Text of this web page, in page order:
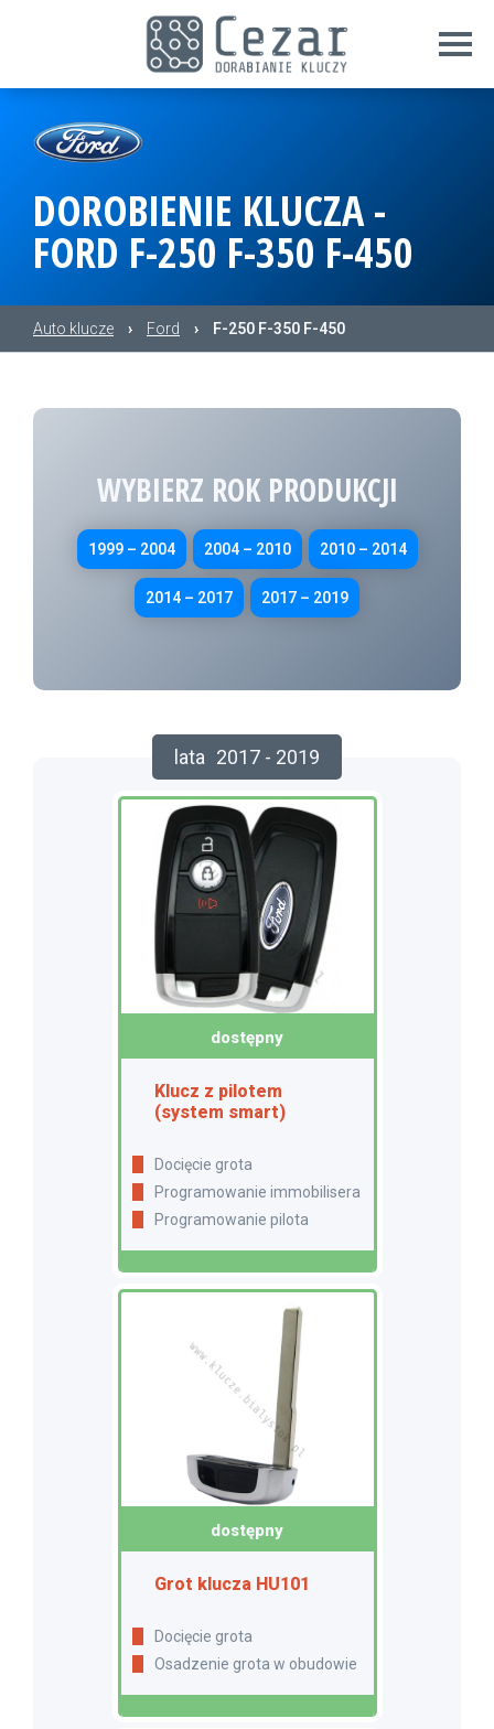
DOROBIENIE KLUCZA -
FORD F-250 F-350 F-450
Auto klucze › Ford › F-250 F-350 F-450
WYBIERZ ROK PRODUKCJI
1999 – 2004 2004 – 2010 2010 – 2014
2014 – 2017 2017 – 2019
lata 2017 - 2019
dostępny
Klucz z pilotem
(system smart)
Docięcie grota
Programowanie immobilisera
Programowanie pilota
dostępny
Grot klucza HU101
Docięcie grota
Osadzenie grota w obudowie